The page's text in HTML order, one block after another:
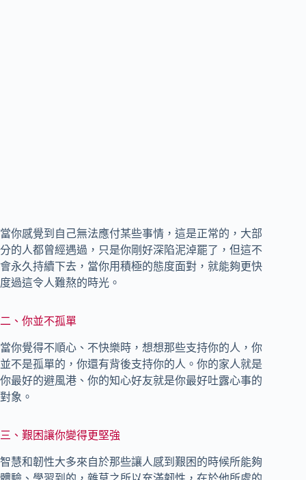
當你感覺到自己無法應付某些事情，這是正常的，大部
分的人都曾經遇過，只是你剛好深陷泥淖罷了，但這不
會永久持續下去，當你用積極的態度面對，就能夠更快
度過這令人難熬的時光。
二、你並不孤單
當你覺得不順心、不快樂時，想想那些支持你的人，你
並不是孤單的，你還有背後支持你的人。你的家人就是
你最好的避風港、你的知心好友就是你最好吐露心事的
對象。
三、艱困讓你變得更堅強
智慧和韌性大多來自於那些讓人感到艱困的時候所能夠